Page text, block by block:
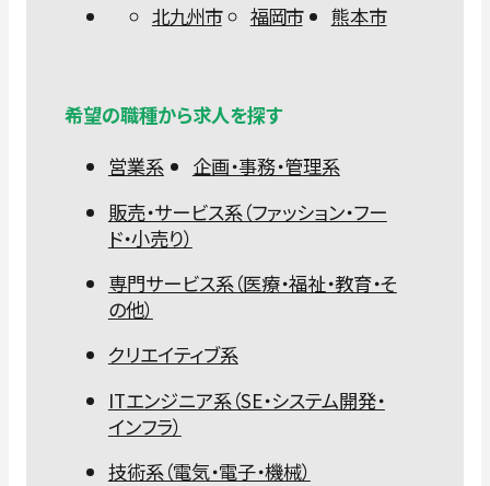
北九州市
福岡市 熊本市
希望の職種から求人を探す
営業系
企画・事務・管理系
販売・サービス系（ファッション・フー
ド・小売り）
専門サービス系（医療・福祉・教育・そ
の他）
クリエイティブ系
ITエンジニア系（SE・システム開発・
インフラ）
技術系（電気・電子・機械）